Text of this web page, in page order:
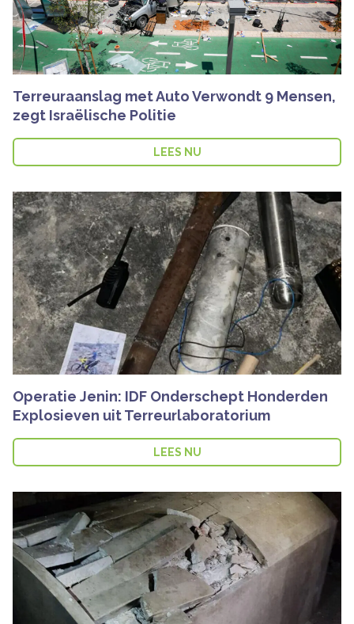
Terreuraanslag met Auto Verwondt 9 Mensen,
zegt Israëlische Politie
LEES NU
Operatie Jenin: IDF Onderschept Honderden
Explosieven uit Terreurlaboratorium
LEES NU